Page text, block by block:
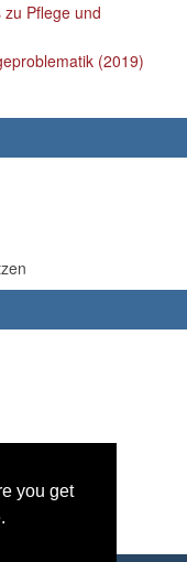
you get
Pflege und
(2019)